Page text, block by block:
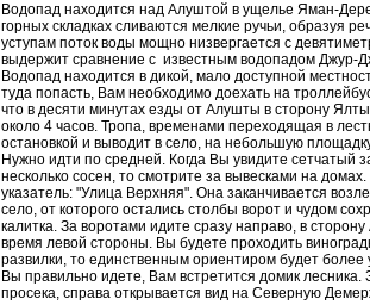
Водопад находится над Алуштой в ущелье Яман-
горных складках сливаются мелкие ручьи, образуя
уступам поток воды мощно низвергается с
выдержит сравнение с известным водопадом Джур-
Водопад находится в дикой, мало доступной
туда попасть, Вам необходимо доехать на
что в десяти минутах езды от Алушты в сторону
около 4 часов. Тропа, временами переходящая в
остановкой и выводит в село, на небольшую
Нужно идти по средней. Когда Вы увидите сетчатый
несколько сосен, то смотрите за вывесками на
указатель: "Улица Верхняя". Она заканчивается
село, от которого остались столбы ворот и чудом
калитка. За воротами идите сразу направо, в
время левой стороны. Вы будете проходить
развилки, то единственным ориентиром будет более
Вы правильно идете, Вам встретится домик лесника.
просека, справа открывается вид на Северную